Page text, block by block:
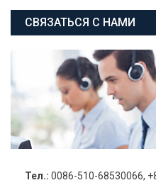
СВЯЗАТЬСЯ С НАМИ
Тел.: 0086-510-68530066,